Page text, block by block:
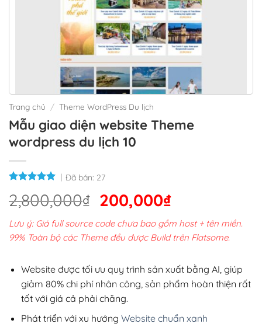
Trang chủ / Theme WordPress Du lịch
Mẫu giao diện website Theme
wordpress du lịch 10
Đã bán: 27
2,800,000₫ Giá
gốc
là:
2,800,000₫.
200,000₫Giá
hiện
tại
200,000₫.
Lưu ý: Giá full source code chưa bao gồm host + tên miền.
99% Toàn bộ các Theme đều được Build trên Flatsome.
Website được tối ưu quy trình sản xuất bằng AI, giúp
giảm 80% chi phí nhân công, sản phẩm hoàn thiện rất
tốt với giá cả phải chăng.
Phát triển với xu hướng Website chuẩn xanh